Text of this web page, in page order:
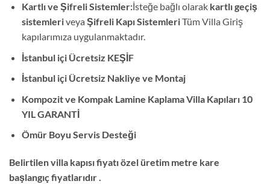
Kartlı ve Şifreli Sistemler:İsteğe bağlı olarakkartlı geçiş
sistemleriveya Şifreli Kapı SistemleriTüm Villa Giriş
kapılarımıza uygulanmaktadır.
İstanbul içi Ücretsiz KEŞİF
İstanbul içi Ücretsiz Nakliye ve Montaj
Kompozit ve Kompak Lamine Kaplama Villa Kapıları 10
YIL GARANTİ
Ömür Boyu Servis Desteği
Belirtilen villa kapısı fiyatı özel üretim metre kare
başlangıç fiyatlarıdır .